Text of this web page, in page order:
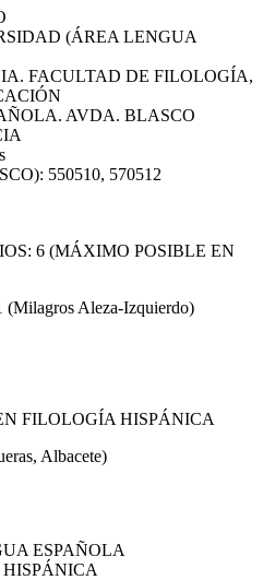
(ÁREA LENGUA
FACULTAD DE FILOLOGÍA,
AVDA. BLASCO
550510, 570512
6 (MÁXIMO POSIBLE EN
Aleza-Izquierdo)
FILOLOGÍA HISPÁNICA
Albacete)
ESPAÑOLA